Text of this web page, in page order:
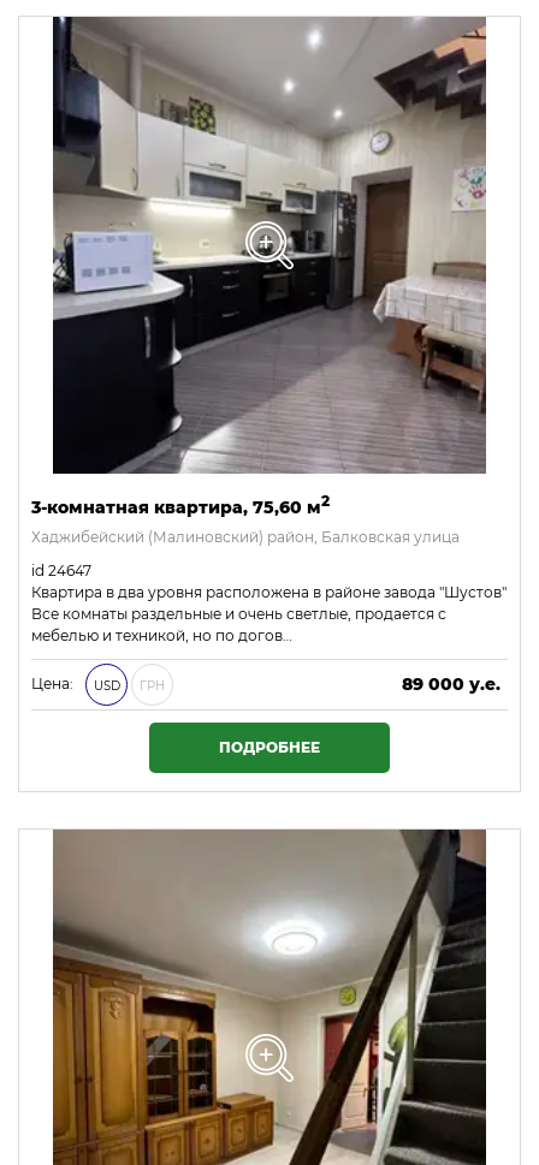
3-комнатная квартира, 75,60 м2
Хаджибейский (Малиновский) район, Балковская улица
id 24647
Квартира в два уровня расположена в районе завода "Шустов"
Все комнаты раздельные и очень светлые, продается с
мебелью и техникой, но по догов…
Цена: USD ГРН
89 000 у.е.
3 827 000 ₴
ПОДРОБНЕЕ